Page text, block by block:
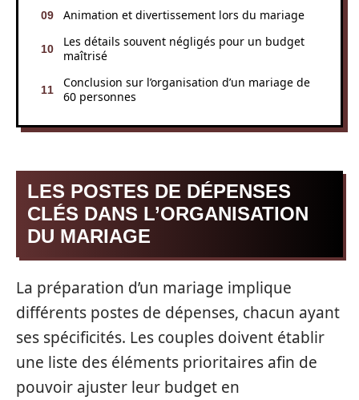
Animation et divertissement lors du mariage
Les détails souvent négligés pour un budget
maîtrisé
Conclusion sur l’organisation d’un mariage de
60 personnes
LES POSTES DE DÉPENSES
CLÉS DANS L’ORGANISATION
DU MARIAGE
La préparation d’un mariage implique
différents postes de dépenses, chacun ayant
ses spécificités. Les couples doivent établir
une liste des éléments prioritaires afin de
pouvoir ajuster leur budget en